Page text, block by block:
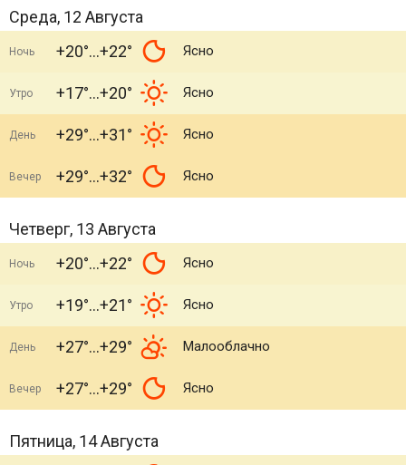
Среда, 12 Августа
Ночь +20° +22° Ясно
Утро +17° +20° Ясно
День +29° +31° Ясно
Вечер +29° +32° Ясно
Четверг, 13 Августа
Ночь +20° +22° Ясно
Утро +19° +21° Ясно
День +27° +29° Малооблачно
Вечер +27° +29° Ясно
Пятница, 14 Августа